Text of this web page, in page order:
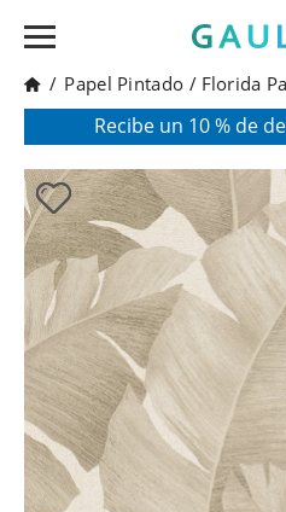
/ Papel Pintado / Florida
Pon en tu cesta el
Recibe un 10 % de
* Válido para pedidos